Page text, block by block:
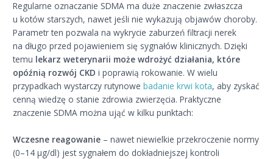
Regularne oznaczanie SDMA ma duże znaczenie zwłaszcza
u kotów starszych, nawet jeśli nie wykazują objawów choroby.
Parametr ten pozwala na wykrycie zaburzeń filtracji nerek
na długo przed pojawieniem się sygnałów klinicznych. Dzięki
temu lekarz weterynarii może wdrożyć działania, które
opóźnią rozwój CKD i poprawią rokowanie. W wielu
przypadkach wystarczy rutynowebadanie krwi kota, aby zyskać
cenną wiedzę o stanie zdrowia zwierzęcia. Praktyczne
znaczenie SDMA można ująć w kilku punktach:
Wczesne reagowanie – nawet niewielkie przekroczenie normy
(0–14 µg/dl) jest sygnałem do dokładniejszej kontroli